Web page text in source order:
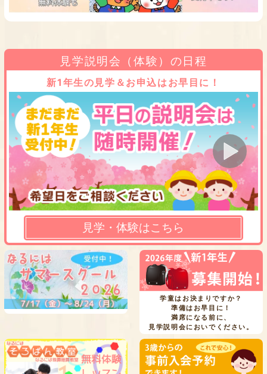
見学説明会（体験）の日程
新1年生の見学＆お申込はお早目に！
見学・体験はこちら
学童はお決まりですか？
準備はお早目に！
満席になる前に、
見学説明会においでください。